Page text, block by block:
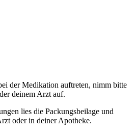
der Medikation auftreten, nimm bitte
deinem Arzt auf.
lies die Packungsbeilage und
oder in deiner Apotheke.